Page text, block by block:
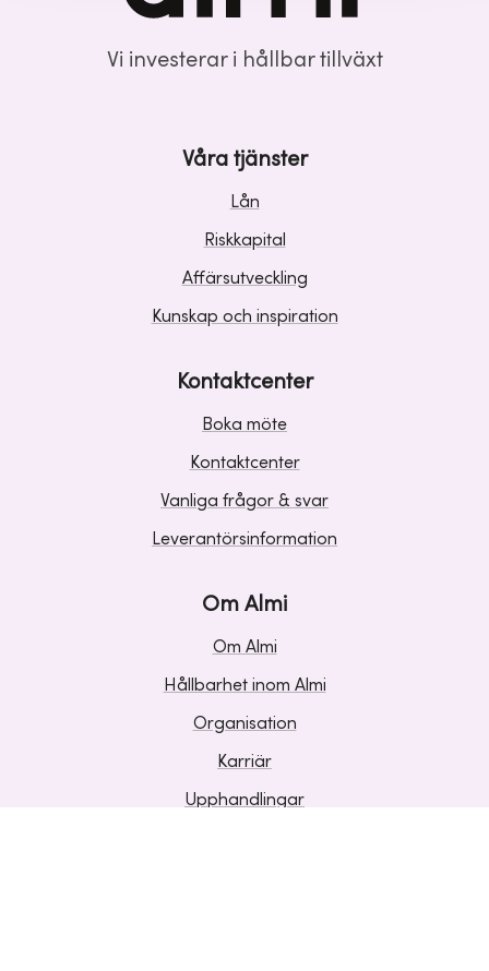
Vi investerar i hållbar tillväxt
Våra tjänster
Lån
Riskkapital
Affärsutveckling
Kunskap och inspiration
Kontaktcenter
Boka möte
Kontaktcenter
Vanliga frågor & svar
Leverantörsinformation
Om Almi
Om Almi
Hållbarhet inom Almi
Organisation
Karriär
Upphandlingar